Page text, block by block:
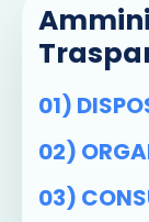
01)
02)
03)